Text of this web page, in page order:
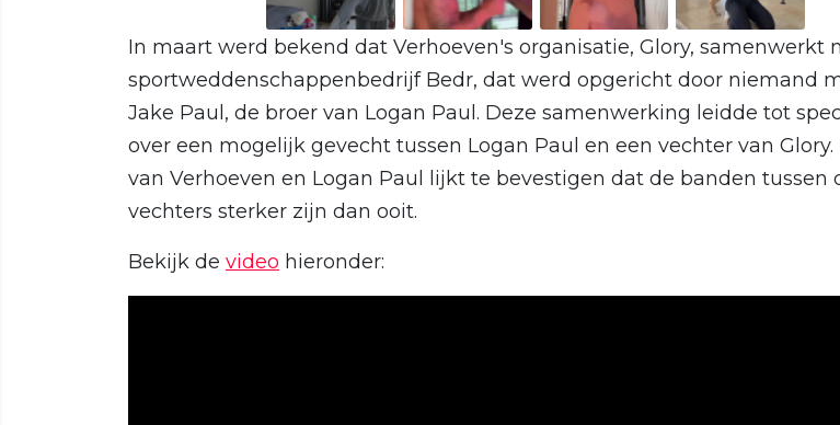
In maart werd bekend dat Verhoeven's organisatie, Glory, samenwerkt
sportweddenschappenbedrijf Bedr, dat werd opgericht door niemand
Jake Paul, de broer van Logan Paul. Deze samenwerking leidde tot
over een mogelijk gevecht tussen Logan Paul en een vechter van Glory.
van Verhoeven en Logan Paul lijkt te bevestigen dat de banden tussen
vechters sterker zijn dan ooit.
Bekijk de video hieronder: